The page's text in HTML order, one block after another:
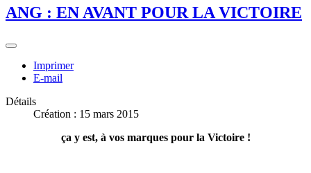
ANG : EN AVANT POUR LA VICTOIRE
Imprimer
E-mail
Détails
Création : 15 mars 2015
ça y est, à vos marques pour la Victoire !